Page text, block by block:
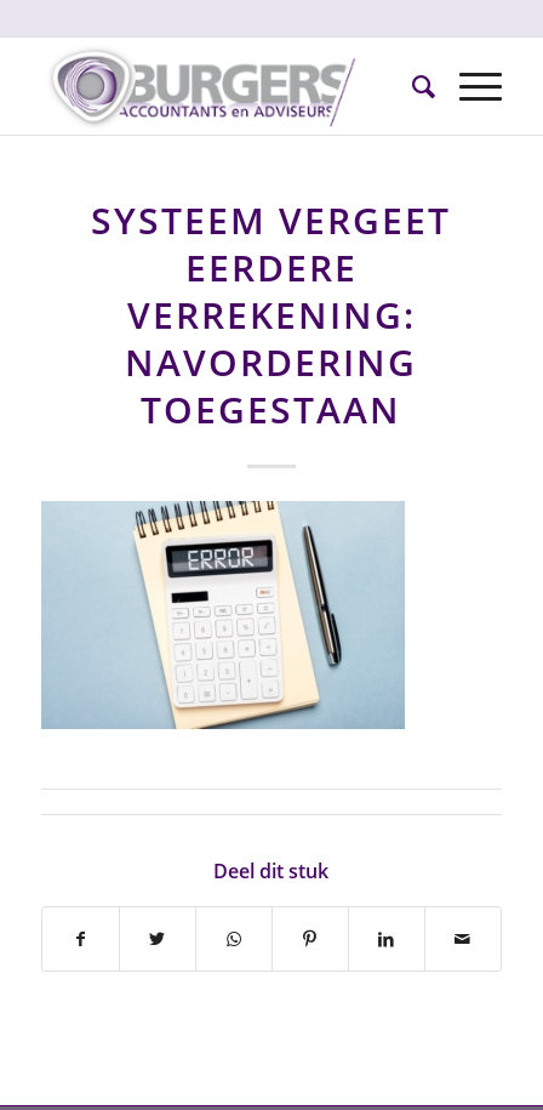
SYSTEEM VERGEET
EERDERE
VERREKENING:
NAVORDERING
TOEGESTAAN
Deel dit stuk